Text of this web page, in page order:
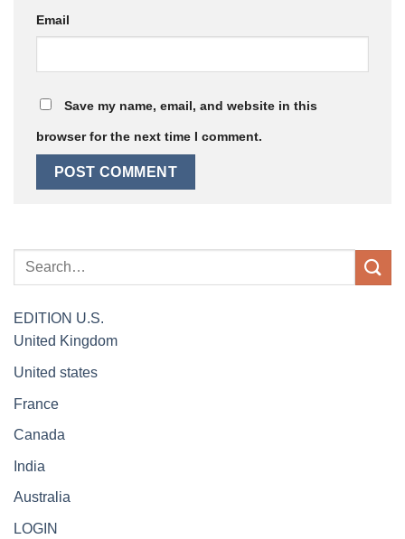
Email
Save my name, email, and website in this
browser for the next time I comment.
EDITION U.S.
United Kingdom
United states
France
Canada
India
Australia
LOGIN